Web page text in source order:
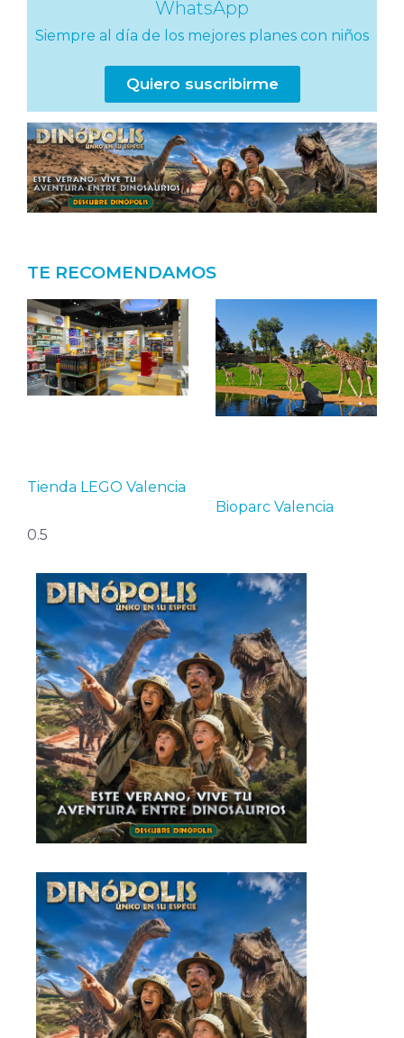
WhatsApp
Siempre al día de los mejores planes con niños
Quiero suscribirme
TE RECOMENDAMOS
Tienda LEGO Valencia
Bioparc Valencia